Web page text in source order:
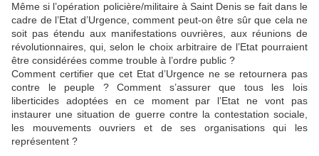
Même si l’opération policière/militaire à Saint Denis se fait dans le
cadre de l’Etat d’Urgence, comment peut-on être sûr que cela ne
soit pas étendu aux manifestations ouvrières, aux réunions de
révolutionnaires, qui, selon le choix arbitraire de l’Etat pourraient
être considérées comme trouble à l’ordre public ?
Comment certifier que cet Etat d’Urgence ne se retournera pas
contre le peuple ? Comment s’assurer que tous les lois
liberticides adoptées en ce moment par l’Etat ne vont pas
instaurer une situation de guerre contre la contestation sociale,
les mouvements ouvriers et de ses organisations qui les
représentent ?